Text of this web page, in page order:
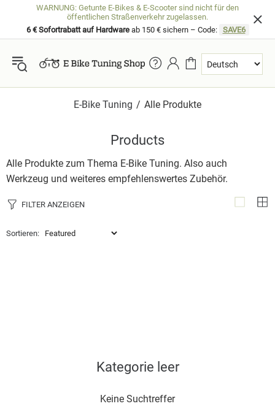
WARNUNG: Getunte E-Bikes & E-Scooter sind nicht für den
öffentlichen Straßenverkehr zugelassen.
6 € Sofortrabatt auf Hardwareab 150 € sichern – Code: SAVE6
E-Bike Tuning Alle Produkte
Products
Alle Produkte zum Thema E-Bike Tuning. Also auch
Werkzeug und weiteres empfehlenswertes Zubehör.
FILTER ANZEIGEN
Sortieren:
Kategorie leer
Keine Suchtreffer